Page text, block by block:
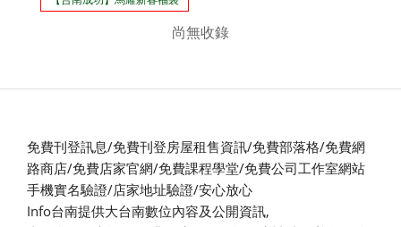
尚無收錄
免費刊登訊息/免費刊登房屋租售資訊/免費部落格/免費網
路商店/免費店家官網/免費課程學堂/免費公司工作室網站
手機實名驗證/店家地址驗證/安心放心
Info台南提供大台南數位內容及公開資訊,